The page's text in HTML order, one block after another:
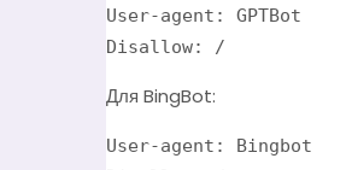
User-agent: GPTBot
Для BingBot:
User-agent: Bingbot